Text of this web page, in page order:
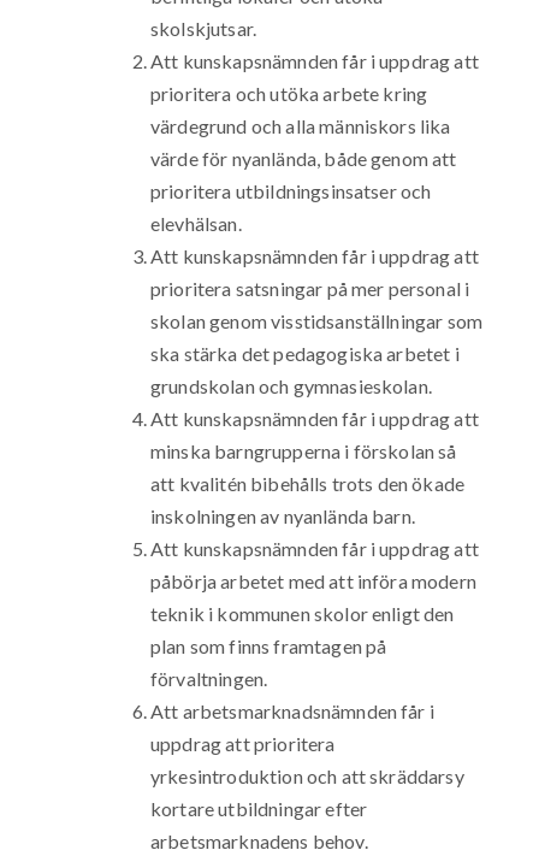
skolskjutsar.
Att kunskapsnämnden får i uppdrag att
prioritera och utöka arbete kring
värdegrund och alla människors lika
värde för nyanlända, både genom att
prioritera utbildningsinsatser och
elevhälsan.
Att kunskapsnämnden får i uppdrag att
prioritera satsningar på mer personal i
skolan genom visstidsanställningar som
ska stärka det pedagogiska arbetet i
grundskolan och gymnasieskolan.
Att kunskapsnämnden får i uppdrag att
minska barngrupperna i förskolan så
att kvalitén bibehålls trots den ökade
inskolningen av nyanlända barn.
Att kunskapsnämnden får i uppdrag att
påbörja arbetet med att införa modern
teknik i kommunen skolor enligt den
plan som finns framtagen på
förvaltningen.
Att arbetsmarknadsnämnden får i
uppdrag att prioritera
yrkesintroduktion och att skräddarsy
kortare utbildningar efter
arbetsmarknadens behov.